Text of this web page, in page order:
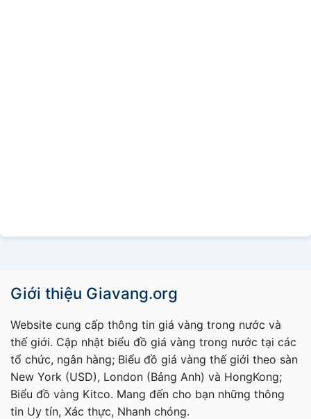
Giới thiệu Giavang.org
Website cung cấp thông tin giá vàng trong nước và
thế giới. Cập nhật biểu đồ giá vàng trong nước tại các
tổ chức, ngân hàng; Biểu đồ giá vàng thế giới theo sàn
New York (USD), London (Bảng Anh) và HongKong;
Biểu đồ vàng Kitco. Mang đến cho bạn những thông
tin Uy tín, Xác thực, Nhanh chóng.